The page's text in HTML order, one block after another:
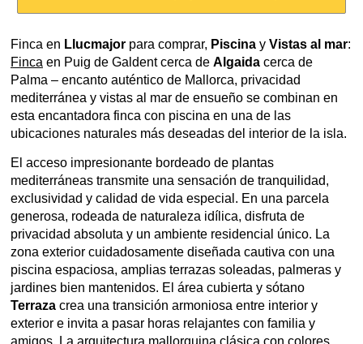
Finca en Llucmajor para comprar, Piscina y Vistas al mar:
Finca en Puig de Galdent cerca de Algaida cerca de
Palma – encanto auténtico de Mallorca, privacidad
mediterránea y vistas al mar de ensueño se combinan en
esta encantadora finca con piscina en una de las
ubicaciones naturales más deseadas del interior de la isla.
El acceso impresionante bordeado de plantas
mediterráneas transmite una sensación de tranquilidad,
exclusividad y calidad de vida especial. En una parcela
generosa, rodeada de naturaleza idílica, disfruta de
privacidad absoluta y un ambiente residencial único. La
zona exterior cuidadosamente diseñada cautiva con una
piscina espaciosa, amplias terrazas soleadas, palmeras y
jardines bien mantenidos. El área cubierta y sótano
Terraza crea una transición armoniosa entre interior y
exterior e invita a pasar horas relajantes con familia y
amigos. La arquitectura mallorquina clásica con colores